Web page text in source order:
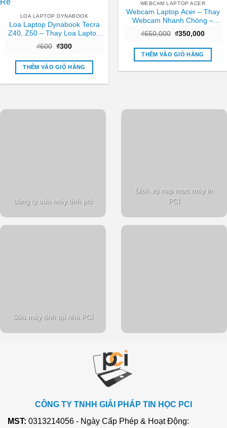
LOA LAPTOP DYNABOOK
Loa Laptop Dynabook Tecra
Z40, Z50 – Thay Loa Laptop
₫600 Giá
là:
₫600.
₫300Giá
tại
là:
₫300.
THÊM VÀO GIỎ HÀNG
WEBCAM LAPTOP ACER
Webcam Laptop Acer – Thay
Webcam Nhanh Chóng –
₫650,000 Giá
là:
₫650,000.
₫350,000Giá
tại
THÊM VÀO GIỎ HÀNG
công ty sửa máy tính pci
Dịch vụ nạp mực máy in
PCI
Sửa máy tính tại nhà PCI
CÔNG TY TNHH GIẢI PHÁP TIN HỌC PCI
MST: 0313214056 - Ngày Cấp Phép & Hoạt Động: